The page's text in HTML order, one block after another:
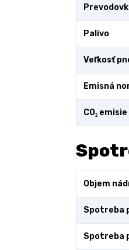
Palivo
Veľkosť
Emisná
CO₂ emisie
Objem
Spotreba
Spotreba